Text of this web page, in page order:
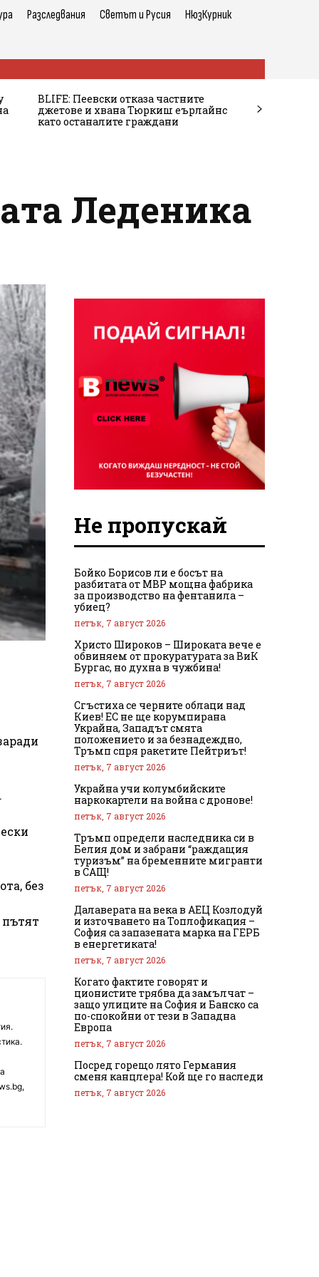
Разследвания Светът и Русия НюзКурник
BLIFE: Пеевски отказа частните
джетове и хвана Тюркиш еърлайнс
като останалите граждани
Леденика
без
пътят
Не пропускай
Бойко Борисов ли е босът на
разбитата от МВР мощна фабрика
за производство на фентанила –
убиец?
петък, 7 август 2026
Христо Широков – Широката вече е
обвиняем от прокуратурата за ВиК
Бургас, но духна в чужбина!
петък, 7 август 2026
Сгъстиха се черните облаци над
Киев! ЕС не ще корумпирана
Украйна, Западът смята
положението и за безнадеждно,
Тръмп спря ракетите Пейтриът!
петък, 7 август 2026
Украйна учи колумбийските
наркокартели на война с дронове!
петък, 7 август 2026
Тръмп определи наследника си в
Белия дом и забрани “раждащия
туризъм” на бременните мигранти
в САЩ!
петък, 7 август 2026
Далаверата на века в АЕЦ Козлодуй
и източването на Топлофикация –
София са запазената марка на ГЕРБ
в енергетиката!
петък, 7 август 2026
Когато фактите говорят и
ционистите трябва да замълчат –
защо улиците на София и Банско са
по-спокойни от тези в Западна
Европа
петък, 7 август 2026
Посред горещо лято Германия
сменя канцлера! Кой ще го наследи
петък, 7 август 2026